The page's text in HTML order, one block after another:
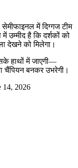
में दिग्गज टीम
उम्मीद है कि दर्शकों को
देखने को मिलेगा।
हाथों में जाएगी—
चैंपियन बनकर उभरेगी।
14, 2026